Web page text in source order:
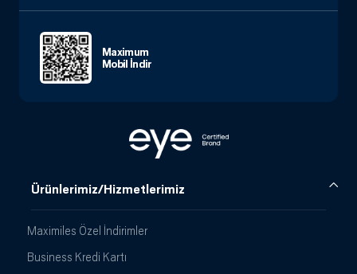
Ürünlerimiz/Hizmetlerimiz
Maximiles Özel İndirimler
Business Kredi Kartı
Maximum
Mobil İndir